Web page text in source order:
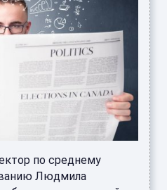
по среднему
Людмила